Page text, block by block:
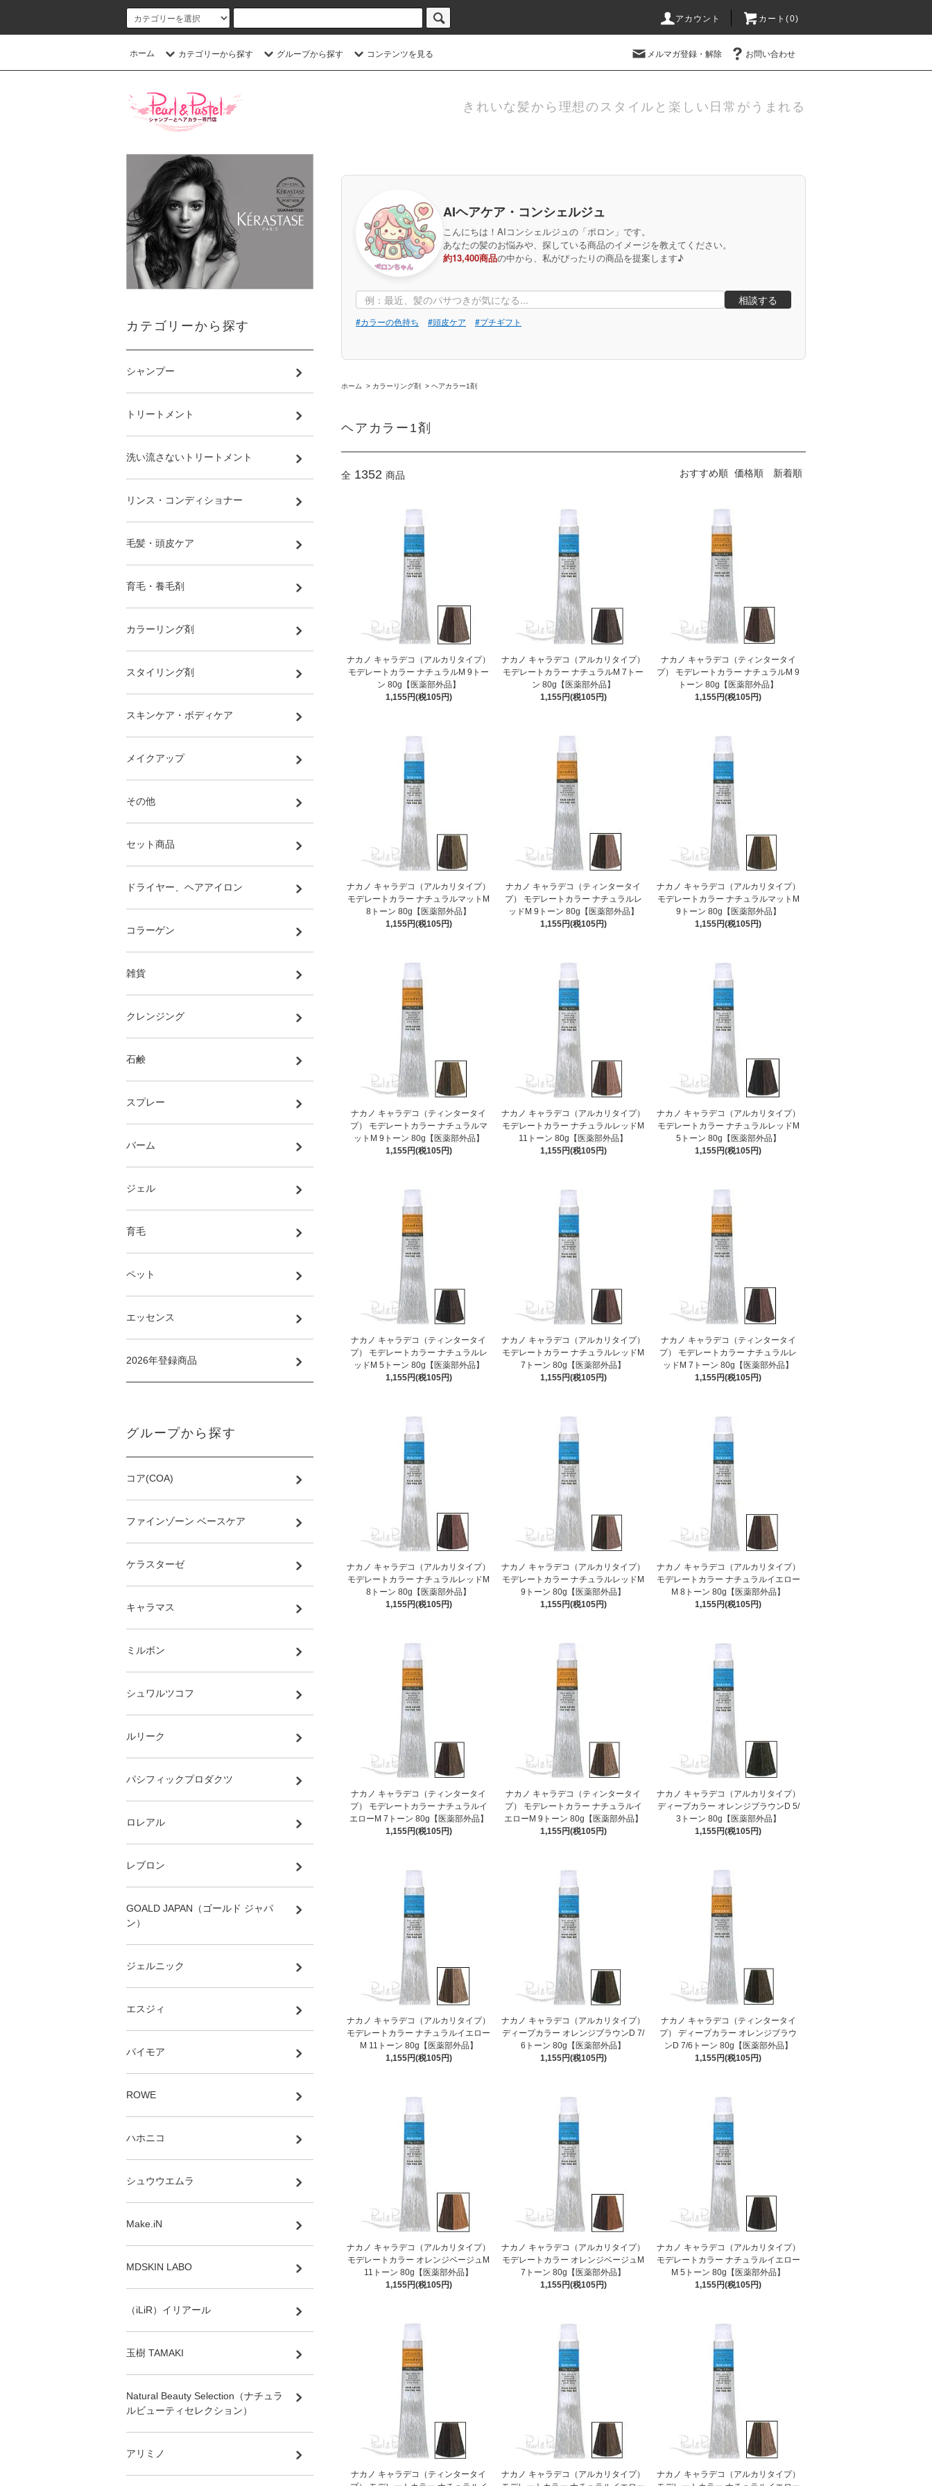
アカウント カート(0)
ホーム カテゴリーから探す グループから探す コンテンツを見る メルマガ登録・解除 お問い合わせ
きれいな髪から理想のスタイルと楽しい日常がうまれる
AIヘアケア・コンシェルジュ
こんにちは！AIコンシェルジュの「ポロン」です。
あなたの髪のお悩みや、探している商品のイメージを教えてください。
約13,400商品の中から、私がぴったりの商品を提案します♪
相談する
#カラーの色持ち #頭皮ケア #プチギフト
ホーム > カラーリング剤 > ヘアカラー1剤
ヘアカラー1剤
全 1352 商品 おすすめ順 価格順 新着順
ナカノ キャラデコ（アルカリタイプ）
モデレートカラー ナチュラルM 9トー
ン 80g【医薬部外品】
1,155円(税105円)
ナカノ キャラデコ（アルカリタイプ）
モデレートカラー ナチュラルM 7トー
ン 80g【医薬部外品】
1,155円(税105円)
ナカノ キャラデコ（ティンタータイ
プ） モデレートカラー ナチュラルM 9
トーン 80g【医薬部外品】
1,155円(税105円)
ナカノ キャラデコ（アルカリタイプ）
モデレートカラー ナチュラルマットM
8トーン 80g【医薬部外品】
1,155円(税105円)
ナカノ キャラデコ（ティンタータイ
プ） モデレートカラー ナチュラルレ
ッドM 9トーン 80g【医薬部外品】
1,155円(税105円)
ナカノ キャラデコ（アルカリタイプ）
モデレートカラー ナチュラルマットM
9トーン 80g【医薬部外品】
1,155円(税105円)
ナカノ キャラデコ（ティンタータイ
プ） モデレートカラー ナチュラルマ
ットM 9トーン 80g【医薬部外品】
1,155円(税105円)
ナカノ キャラデコ（アルカリタイプ）
モデレートカラー ナチュラルレッドM
11トーン 80g【医薬部外品】
1,155円(税105円)
ナカノ キャラデコ（アルカリタイプ）
モデレートカラー ナチュラルレッドM
5トーン 80g【医薬部外品】
1,155円(税105円)
ナカノ キャラデコ（ティンタータイ
プ） モデレートカラー ナチュラルレ
ッドM 5トーン 80g【医薬部外品】
1,155円(税105円)
ナカノ キャラデコ（アルカリタイプ）
モデレートカラー ナチュラルレッドM
7トーン 80g【医薬部外品】
1,155円(税105円)
ナカノ キャラデコ（ティンタータイ
プ） モデレートカラー ナチュラルレ
ッドM 7トーン 80g【医薬部外品】
1,155円(税105円)
ナカノ キャラデコ（アルカリタイプ）
モデレートカラー ナチュラルレッドM
8トーン 80g【医薬部外品】
1,155円(税105円)
ナカノ キャラデコ（アルカリタイプ）
モデレートカラー ナチュラルレッドM
9トーン 80g【医薬部外品】
1,155円(税105円)
ナカノ キャラデコ（アルカリタイプ）
モデレートカラー ナチュラルイエロー
M 8トーン 80g【医薬部外品】
1,155円(税105円)
ナカノ キャラデコ（ティンタータイ
プ） モデレートカラー ナチュラルイ
エローM 7トーン 80g【医薬部外品】
1,155円(税105円)
ナカノ キャラデコ（ティンタータイ
プ） モデレートカラー ナチュラルイ
エローM 9トーン 80g【医薬部外品】
1,155円(税105円)
ナカノ キャラデコ（アルカリタイプ）
ディープカラー オレンジブラウンD 5/
3トーン 80g【医薬部外品】
1,155円(税105円)
ナカノ キャラデコ（アルカリタイプ）
モデレートカラー ナチュラルイエロー
M 11トーン 80g【医薬部外品】
1,155円(税105円)
ナカノ キャラデコ（アルカリタイプ）
ディープカラー オレンジブラウンD 7/
6トーン 80g【医薬部外品】
1,155円(税105円)
ナカノ キャラデコ（ティンタータイ
プ） ディープカラー オレンジブラウ
ンD 7/6トーン 80g【医薬部外品】
1,155円(税105円)
ナカノ キャラデコ（アルカリタイプ）
モデレートカラー オレンジベージュM
11トーン 80g【医薬部外品】
1,155円(税105円)
ナカノ キャラデコ（アルカリタイプ）
モデレートカラー オレンジベージュM
7トーン 80g【医薬部外品】
1,155円(税105円)
ナカノ キャラデコ（アルカリタイプ）
モデレートカラー ナチュラルイエロー
M 5トーン 80g【医薬部外品】
1,155円(税105円)
ナカノ キャラデコ（ティンタータイ
ナカノ キャラデコ（アルカリタイプ）
ナカノ キャラデコ（アルカリタイプ）
カテゴリーから探す
シャンプー
トリートメント
洗い流さないトリートメント
リンス・コンディショナー
毛髪・頭皮ケア
育毛・養毛剤
カラーリング剤
スタイリング剤
スキンケア・ボディケア
メイクアップ
その他
セット商品
ドライヤー、ヘアアイロン
コラーゲン
雑貨
クレンジング
石鹸
スプレー
バーム
ジェル
育毛
ペット
エッセンス
2026年登録商品
グループから探す
コア(COA)
ファインゾーン ベースケア
ケラスターゼ
キャラマス
ミルボン
シュワルツコフ
ルリーク
パシフィックプロダクツ
ロレアル
レブロン
GOALD JAPAN（ゴールド ジャパ
ン）
ジェルニック
エスジィ
パイモア
ROWE
ハホニコ
シュウウエムラ
Make.iN
MDSKIN LABO
（iLiR）イリアール
玉樹 TAMAKI
Natural Beauty Selection（ナチュラ
ルビューティセレクション）
アリミノ